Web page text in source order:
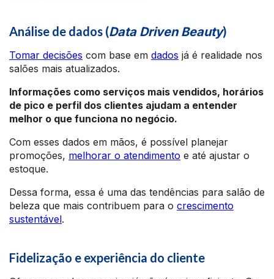
Análise de dados (Data Driven Beauty)
Tomar decisões com base em dados já é realidade nos
salões mais atualizados.
Informações como serviços mais vendidos, horários
de pico e perfil dos clientes ajudam a entender
melhor o que funciona no negócio.
Com esses dados em mãos, é possível planejar
promoções, melhorar o atendimento e até ajustar o
estoque.
Dessa forma, essa é uma das tendências para salão de
beleza que mais contribuem para o crescimento
sustentável.
Fidelização e experiência do cliente